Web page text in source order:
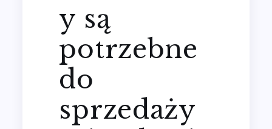
y są
potrzebne
do
sprzedaży